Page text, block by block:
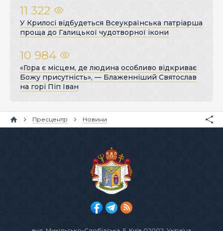
11 322
У Крилосі відбудеться Всеукраїнська патріарша
проща до Галицької чудотворної ікони
10 984
«Гора є місцем, де людина особливо відкриває
Божу присутність», — Блаженніший Святослав
на горі Піп Іван
Пресцентр Новини